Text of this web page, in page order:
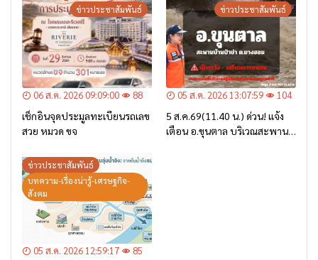
ข่าวประชาสัมพันธ์
06 ส.ค. 2026 09:09:00 88
เช็กอินจุดประมูลทะเบียนรถเลข
สวย หมวด ขจ
ข่าวประชาสัมพันธ์
05 ส.ค. 2026 13:07:59 104
5 ส.ค.69(11.40 น.) ด่วน! แจ้ง
เตือน อ.ขุนตาล บริเวณสะพาน
ข่าวประชาสัมพันธ์
บทความ-เรื่องน่ารู้-เศรษฐกิจ-
สังคม
05 ส.ค. 2026 12:59:17 85